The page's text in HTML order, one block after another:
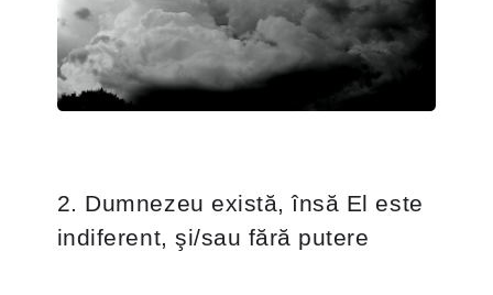
2. Dumnezeu există, însă El este
indiferent, şi/sau fără putere